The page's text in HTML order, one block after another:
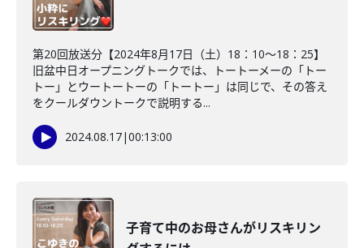
第20回放送分【2024年8月17日（土）18：10～18：25】
旧盆中日オープニングトークでは、トートーメーの「トー
トー」とウートートーの「トートー」は同じで、その答え
をクールダウントークで説明する...
2024.08.17|00:13:00
子育て中のお母さんがリスキリン